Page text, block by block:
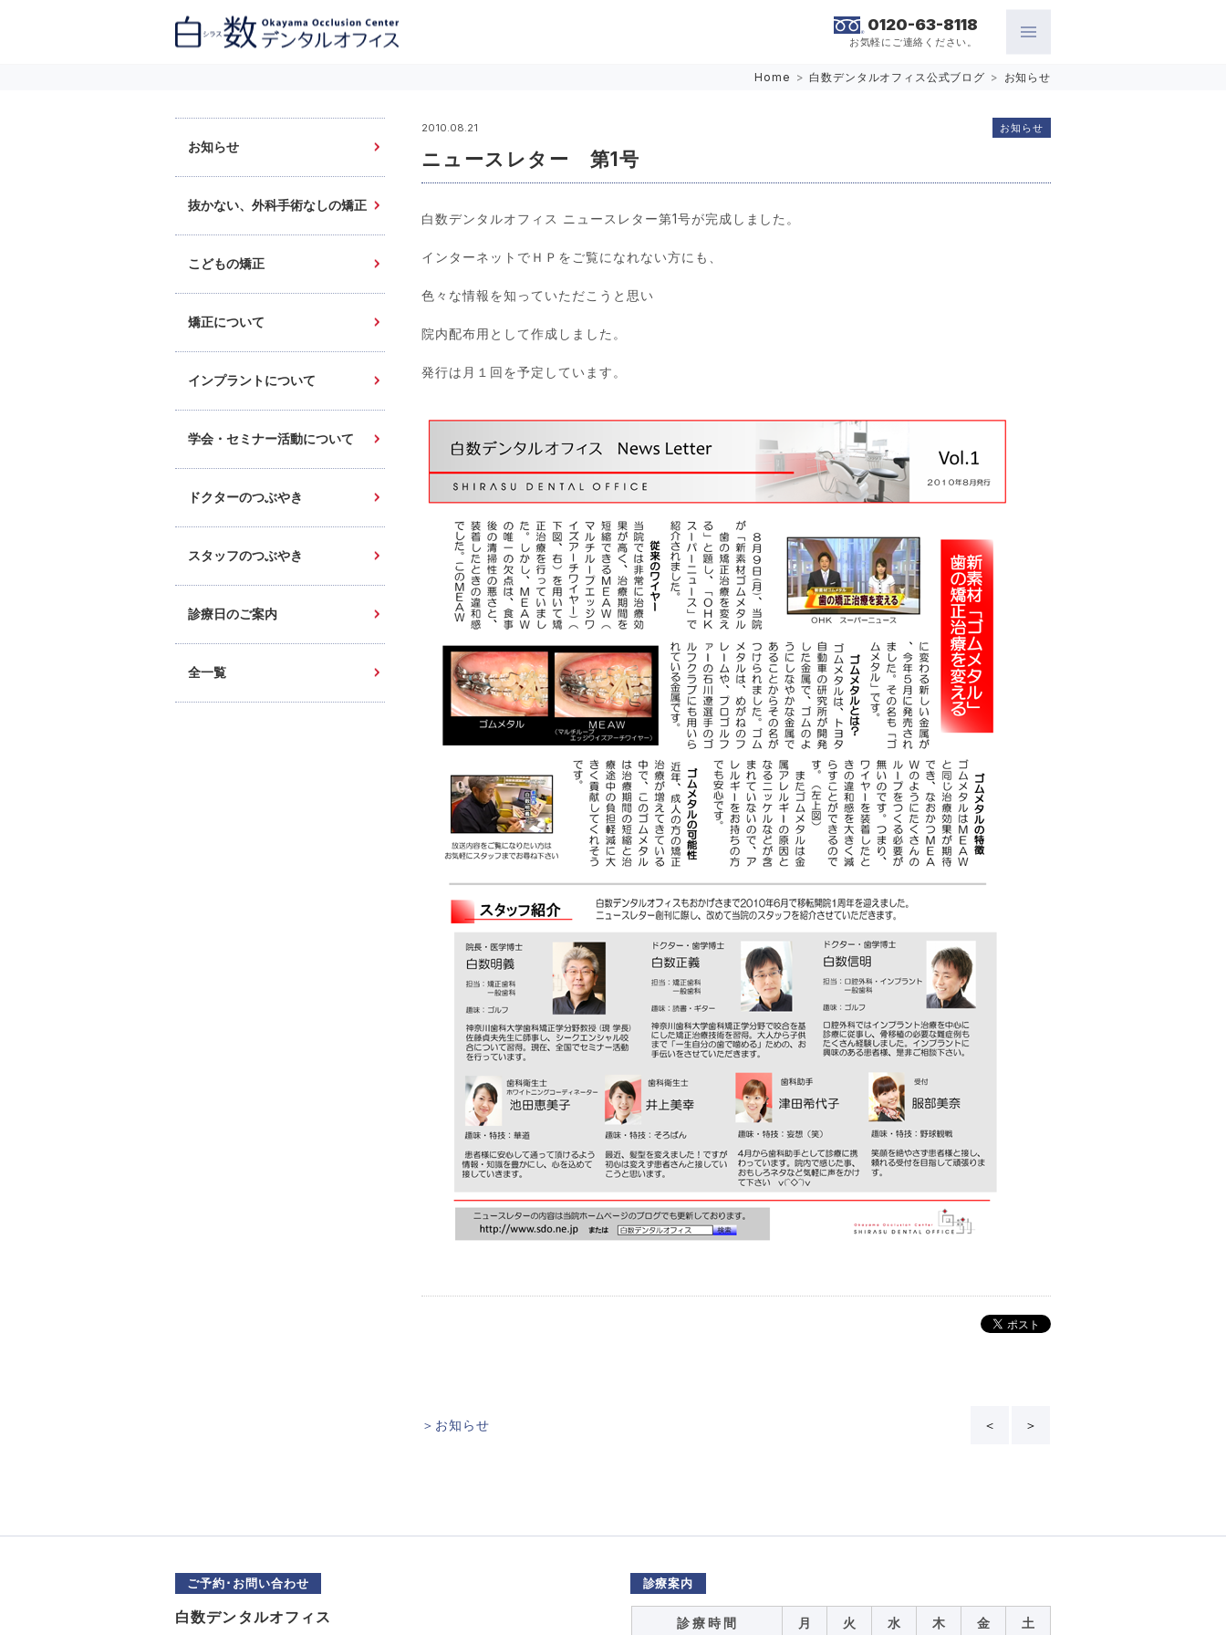
0120-63-8118
お気軽にご連絡ください。
Home > 白数デンタルオフィス公式ブログ > お知らせ
2010.08.21
ニュースレター 第1号
お知らせ
白数デンタルオフィス ニュースレター第1号が完成しました。
インターネットでＨＰをご覧になれない方にも、
色々な情報を知っていただこうと思い
院内配布用として作成しました。
発行は月１回を予定しています。
＞お知らせ ＜ ＞
お知らせ
抜かない、外科手術なしの矯正
こどもの矯正
矯正について
インプラントについて
学会・セミナー活動について
ドクターのつぶやき
スタッフのつぶやき
診療日のご案内
全一覧
ご予約･お問い合わせ
白数デンタルオフィス
診療案内
診 療 時 間 月 火 水 木 金 土